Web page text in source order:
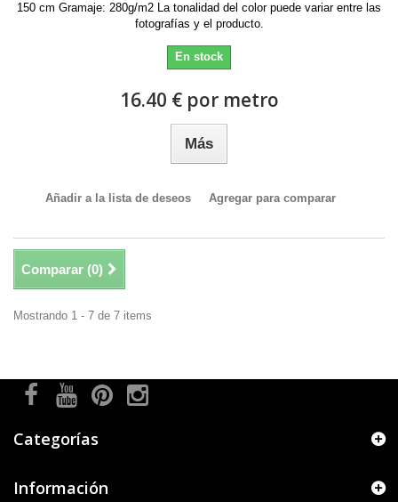
150 cm Gramaje: 280g/m2 La tonalidad del color puede variar entre las
fotografías y el producto.
En stock
16.40 € por metro
Más
Añadir a la lista de deseos Agregar para comparar
Comparar (0)
Mostrando 1 - 7 de 7 items
Categorías
Información